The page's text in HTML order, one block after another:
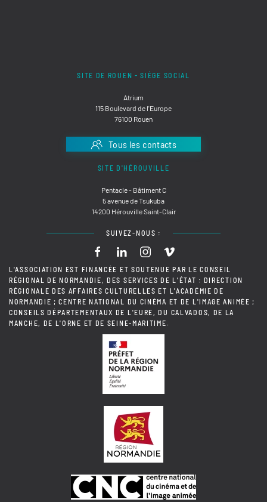
SITE DE ROUEN - SIÈGE SOCIAL
Atrium
115 Boulevard de l'Europe
76100 Rouen
Tous les contacts
SITE D'HÉROUVILLE
Pentacle - Bâtiment C
5 avenue de Tsukuba
14200 Hérouville Saint-Clair
SUIVEZ-NOUS :
L'ASSOCIATION EST FINANCÉE ET SOUTENUE PAR LE CONSEIL
RÉGIONAL DE NORMANDIE, DES SERVICES DE L'ÉTAT : DIRECTION
RÉGIONALE DES AFFAIRES CULTURELLES ET L'ACADÉMIE DE
NORMANDIE ; CENTRE NATIONAL DU CINÉMA ET DE L'IMAGE ANIMÉE ;
CONSEILS DÉPARTEMENTAUX DE L'EURE, DU CALVADOS, DE LA
MANCHE, DE L'ORNE ET DE SEINE-MARITIME.